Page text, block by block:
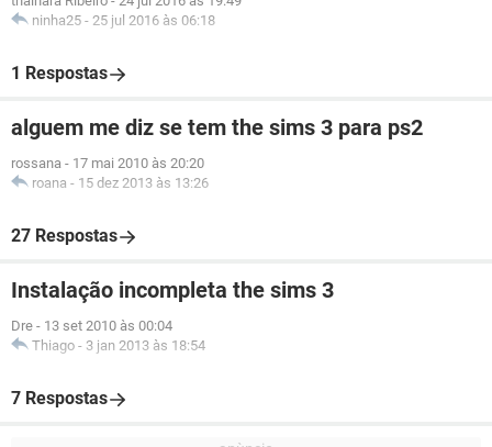
ninha25 - 25 jul 2016 às 06:18
1 Respostas
alguem me diz se tem the sims 3 para ps2
rossana - 17 mai 2010 às 20:20
roana - 15 dez 2013 às 13:26
27 Respostas
Instalação incompleta the sims 3
Dre - 13 set 2010 às 00:04
Thiago - 3 jan 2013 às 18:54
7 Respostas